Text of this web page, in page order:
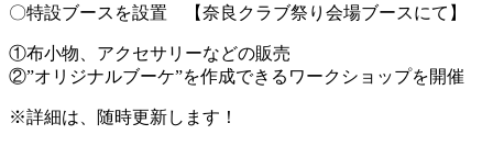
〇特設ブースを設置 【奈良クラブ祭り会場ブースにて】
①布小物、アクセサリーなどの販売
②”オリジナルブーケ”を作成できるワークショップを開催
※詳細は、随時更新します！